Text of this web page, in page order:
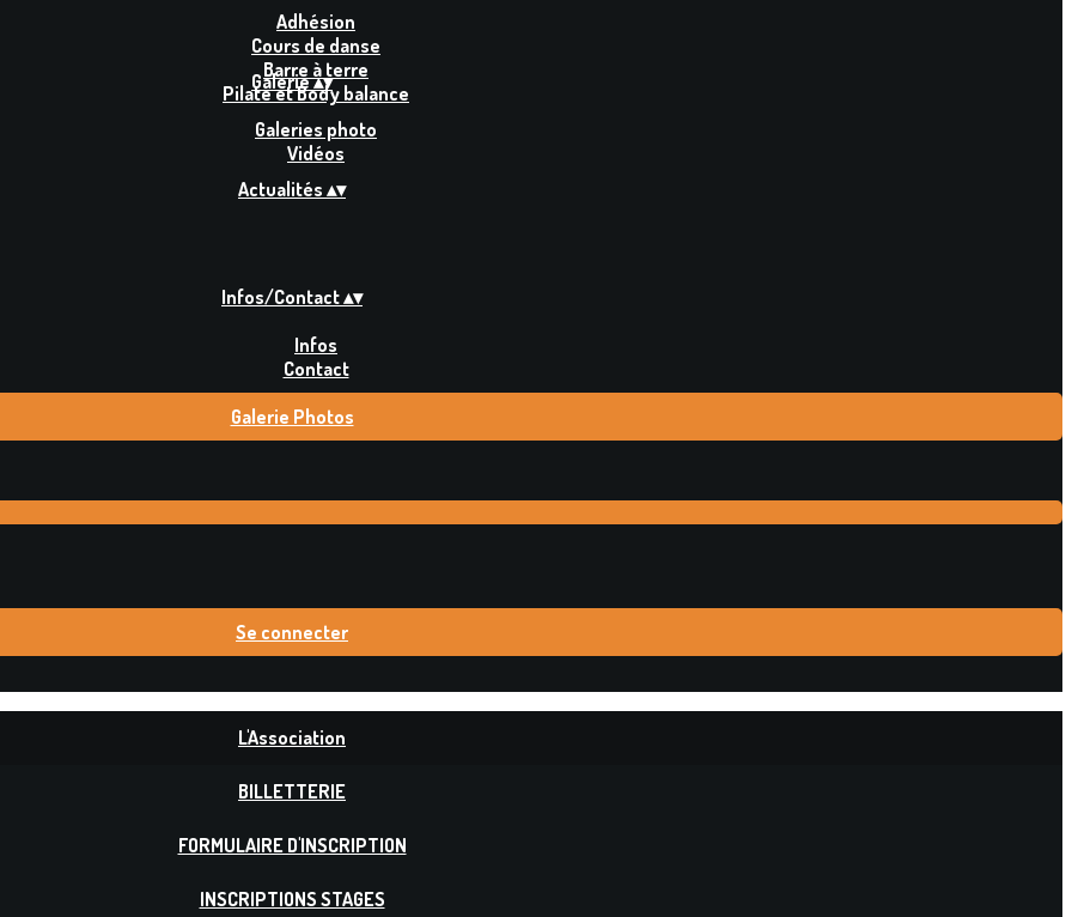
Adhésion
Cours de danse
Barre à terre
Pilate et Body balance
Galerie▴▾
Galeries photo
Vidéos
Actualités ▴▾
Infos/Contact▴▾
Infos
Contact
Galerie Photos
Se connecter
L'Association
BILLETTERIE
FORMULAIRE D'INSCRIPTION
INSCRIPTIONS STAGES